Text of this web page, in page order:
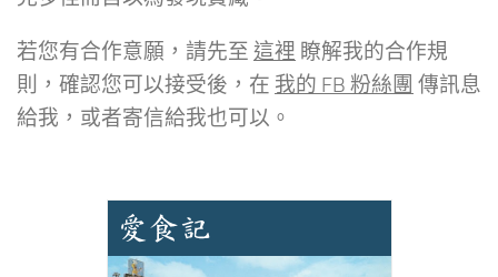
若您有合作意願，請先至 這裡 瞭解我的合作規
則，確認您可以接受後，在 我的 FB 粉絲團 傳訊息
給我，或者寄信給我也可以。